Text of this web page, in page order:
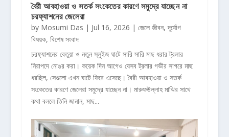
বৈরী আবহাওয়া ও সতর্ক সংকেতের কারণে সমুদ্রে যাচ্ছেন না
চরফ্যাশনের জেলেরা
by Mosumi Das | Jul 16, 2026 | জেলে জীবন,দূর্যোগ
বিষয়ক, বিশেষ সংবাদ
চরফ্যাশনের বেতুয়া ও নতুন স্লুইজ ঘাটে সারি সারি মাছ ধরার ট্রলার
নিরাপদে নোঙর করা। কয়েক দিন আগেও যেসব ট্রলার গভীর সাগরে মাছ
ধরছিল, সেগুলো এখন ঘাটে ফিরে এসেছে। বৈরী আবহাওয়া ও সতর্ক
সংকেতের কারণে জেলেরা সমুদ্রে যাচ্ছেন না। মারুফউল্লাহ মাঝির সাথে
কথা বললে তিনি জানান, মাছ...